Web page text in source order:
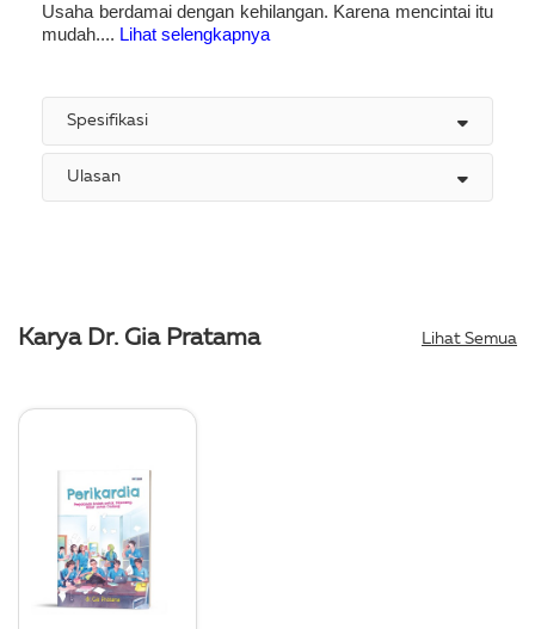
Usaha berdamai dengan kehilangan. Karena mencintai itu
mudah.... Lihat selengkapnya
Spesifikasi
Ulasan
Karya Dr. Gia Pratama Lihat Semua